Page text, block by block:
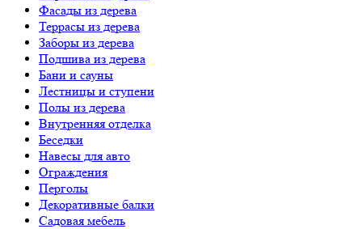
Фасады из дерева
Террасы из дерева
Заборы из дерева
Подшива из дерева
Бани и сауны
Лестницы и ступени
Полы из дерева
Внутренняя отделка
Беседки
Навесы для авто
Ограждения
Перголы
Декоративные балки
Садовая мебель